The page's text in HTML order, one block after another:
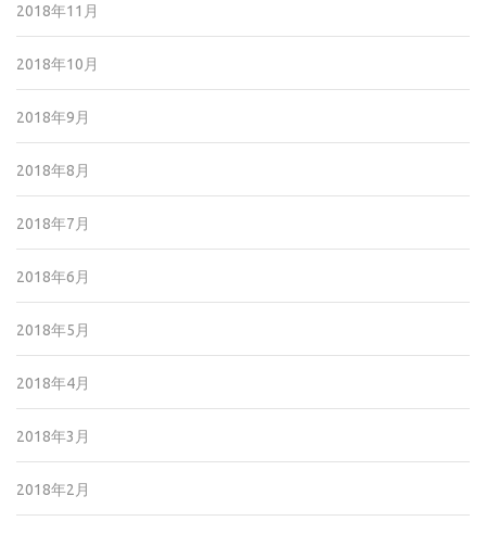
2018年11月
2018年10月
2018年9月
2018年8月
2018年7月
2018年6月
2018年5月
2018年4月
2018年3月
2018年2月